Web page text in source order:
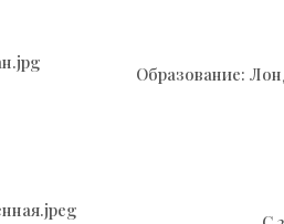
Образование: